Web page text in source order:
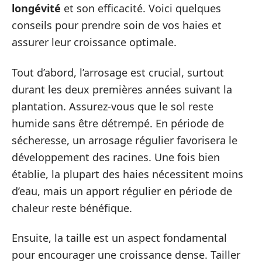
longévité et son efficacité. Voici quelques
conseils pour prendre soin de vos haies et
assurer leur croissance optimale.
Tout d’abord, l’arrosage est crucial, surtout
durant les deux premières années suivant la
plantation. Assurez-vous que le sol reste
humide sans être détrempé. En période de
sécheresse, un arrosage régulier favorisera le
développement des racines. Une fois bien
établie, la plupart des haies nécessitent moins
d’eau, mais un apport régulier en période de
chaleur reste bénéfique.
Ensuite, la taille est un aspect fondamental
pour encourager une croissance dense. Tailler